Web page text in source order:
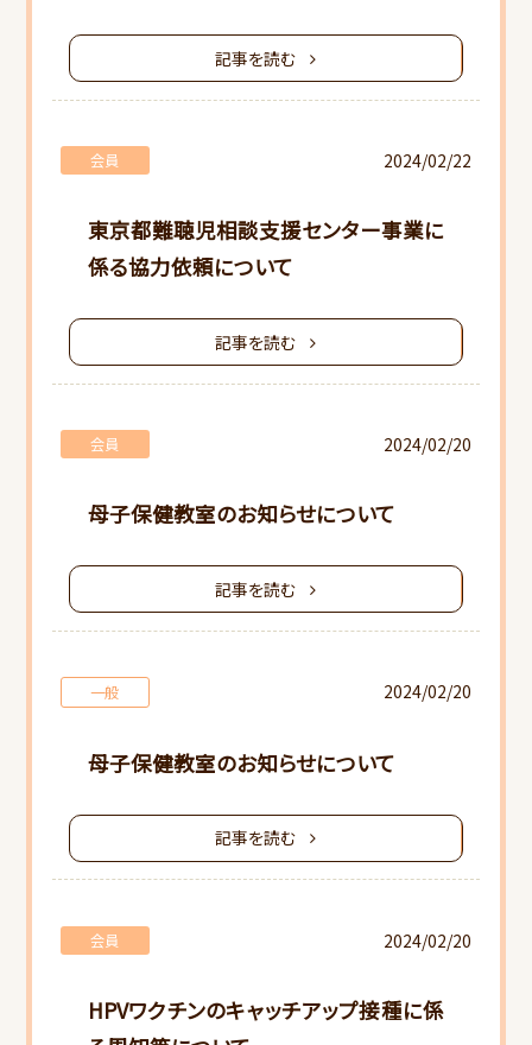
記事を読む
東京都難聴児相談支援センター事業に
係る協力依頼について
会員 2024/02/22
記事を読む
母子保健教室のお知らせについて
会員 2024/02/20
記事を読む
母子保健教室のお知らせについて
一般 2024/02/20
記事を読む
HPVワクチンのキャッチアップ接種に係
会員 2024/02/20
HOME
当会について
会員向けご案内
書類ダウンロード